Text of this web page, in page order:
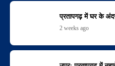
प्रतापगढ़ में घर के
2 weeks ago